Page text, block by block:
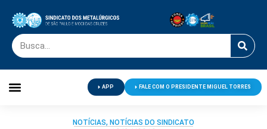
APP FALE COM O PRESIDENTE MIGUEL TORRES
NOTÍCIAS, NOTÍCIAS DO SINDICATO